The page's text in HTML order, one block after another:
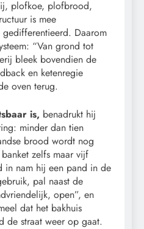
plofkoe, plofbrood,
is mee
Daarom
“Van grond tot
bleek bovendien de
en ketenregie
oven terug.
is, benadrukt hij
minder dan tien
brood wordt nog
zelfs maar vijf
in nam hij een pand in de
pal naast de
open”, en
dat het bakhuis
de straat weer op gaat.